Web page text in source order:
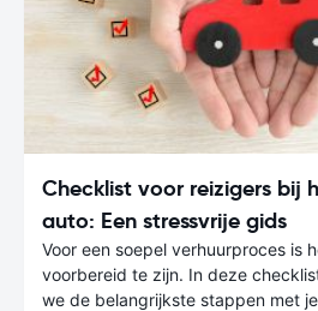
Checklist voor reizigers bij
auto: Een stressvrije gids
Voor een soepel verhuurproces is
voorbereid te zijn. In deze
we de belangrijkste stappen met